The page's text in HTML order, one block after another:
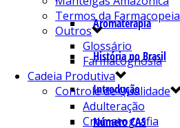
Aromaterapia
História no Brasil
Introdução
Número CAS
Termos da Farmacopeia
Outros
Glossário
Farmacognosia
Cadeia Produtiva
Controle de Qualidade
Adulteração
Cromatografia